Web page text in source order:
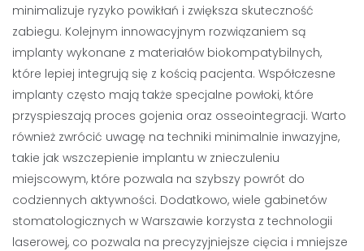
minimalizuje ryzyko powikłań i zwiększa skuteczność
zabiegu. Kolejnym innowacyjnym rozwiązaniem są
implanty wykonane z materiałów biokompatybilnych,
które lepiej integrują się z kością pacjenta. Współczesne
implanty często mają także specjalne powłoki, które
przyspieszają proces gojenia oraz osseointegracji. Warto
również zwrócić uwagę na techniki minimalnie inwazyjne,
takie jak wszczepienie implantu w znieczuleniu
miejscowym, które pozwala na szybszy powrót do
codziennych aktywności. Dodatkowo, wiele gabinetów
stomatologicznych w Warszawie korzysta z technologii
laserowej, co pozwala na precyzyjniejsze cięcia i mniejsze